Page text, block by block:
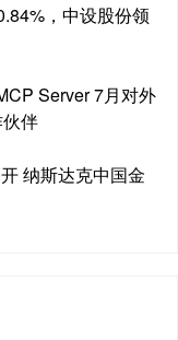
，中设股份领
Server 7月对外
伴
纳斯达克中国金